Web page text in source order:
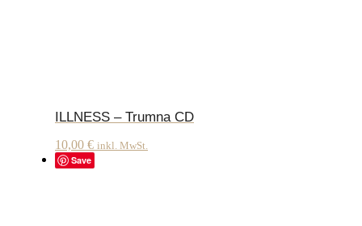
ILLNESS – Trumna CD
10,00 € inkl. MwSt.
Save